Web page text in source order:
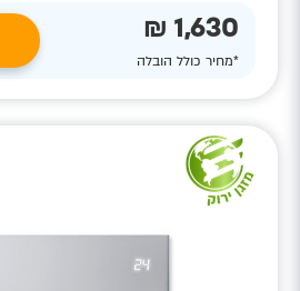
1,630 ₪
*מחיר כולל הובלה